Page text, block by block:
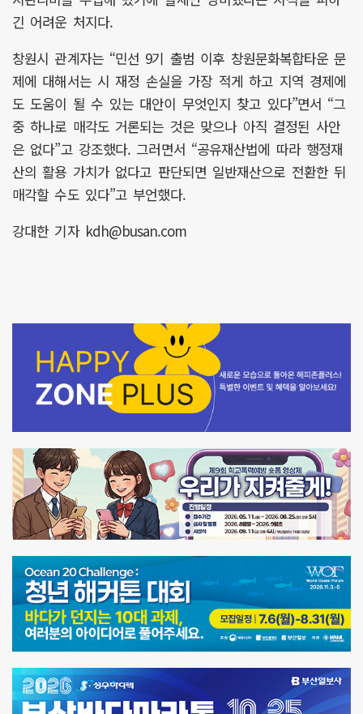
긴 어려운 처지다.
창원시 관계자는 “민선 9기 출범 이후 창원문화복합타운 문
제에 대해서는 시 재정 손실을 가장 적게 하고 지역 경제에
도 도움이 될 수 있는 대안이 무엇인지 찾고 있다”면서 “그
중 하나로 매각도 거론되는 것은 맞으나 아직 결정된 사안
은 없다”고 강조했다. 그러면서 “공유재산법에 따라 행정재
산의 활용 가치가 없다고 판단되면 일반재산으로 전환한 뒤
매각할 수도 있다”고 부언했다.
강대한 기자 kdh@busan.com